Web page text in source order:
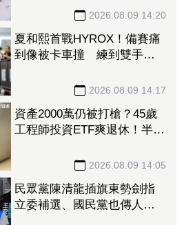
訂單能見度看到明年2026.08.09 14:20
夏和熙首戰HYROX！備賽痛
到像被卡車撞 練到雙手全
2026.08.09 14:17
資產2000萬仍被打槍？45歲
工程師投資ETF爽退休！半年
2026.08.09 14:05
民眾黨陳清龍插旗東勢劍指
立委補選、國民黨也傳人選